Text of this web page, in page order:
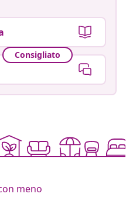
Consigliato
meno